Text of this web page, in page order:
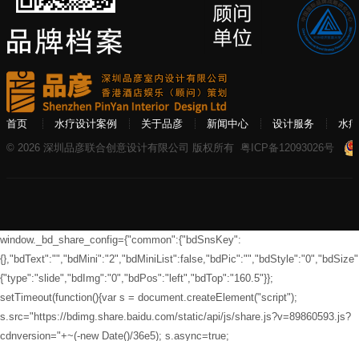
首页 水疗设计案例 关于品彦 新闻中心 设计服务
水
© 2026 深圳品彦联合创意设计有限公司 版权所有 粤ICP备12093026号
window._bd_share_config={"common":{"bdSnsKey":
{"type":"slide","bdImg":"0","bdPos":"left","bdTop":"160.5"}};
setTimeout(function(){var s = document.createElement("script");
s.src="https://bdimg.share.baidu.com/static/api/js/share.js?v=89860593.js?
cdnversion="+~(-new Date()/36e5); s.async=true;